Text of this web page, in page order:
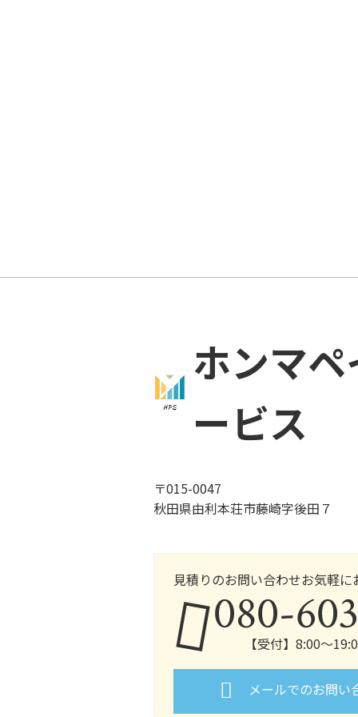
ホンマ
ービス
〒015-0047
秋田県由利本荘市藤崎字後田７
見積りのお問い合わせお気軽
080-
【受付】8:00～
メールでのお問い